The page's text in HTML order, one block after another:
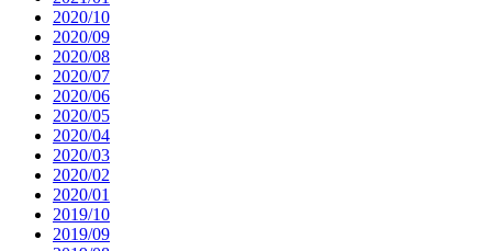
2020/10
2020/09
2020/08
2020/07
2020/06
2020/05
2020/04
2020/03
2020/02
2020/01
2019/10
2019/09